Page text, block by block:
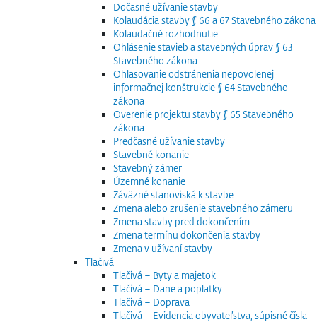
Dočasné užívanie stavby
Kolaudácia stavby § 66 a 67 Stavebného zákona
Kolaudačné rozhodnutie
Ohlásenie stavieb a stavebných úprav § 63
Stavebného zákona
Ohlasovanie odstránenia nepovolenej
informačnej konštrukcie § 64 Stavebného
zákona
Overenie projektu stavby § 65 Stavebného
zákona
Predčasné užívanie stavby
Stavebné konanie
Stavebný zámer
Územné konanie
Záväzné stanoviská k stavbe
Zmena alebo zrušenie stavebného zámeru
Zmena stavby pred dokončením
Zmena termínu dokončenia stavby
Zmena v užívaní stavby
Tlačivá
Tlačivá – Byty a majetok
Tlačivá – Dane a poplatky
Tlačivá – Doprava
Tlačivá – Evidencia obyvateľstva, súpisné čísla